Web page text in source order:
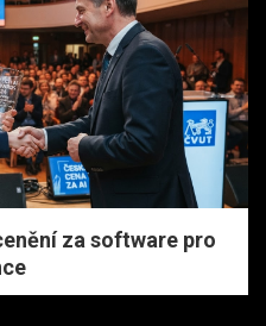
za software pro